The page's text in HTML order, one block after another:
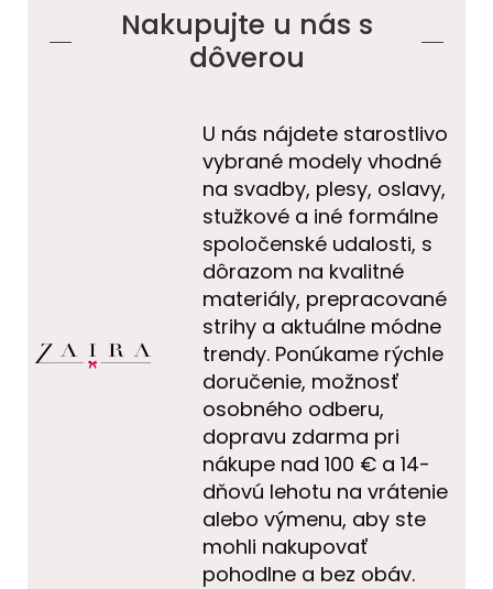
Nakupujte u nás s
dôverou
U nás nájdete starostlivo
vybrané modely vhodné
na svadby, plesy, oslavy,
stužkové a iné formálne
spoločenské udalosti, s
dôrazom na kvalitné
materiály, prepracované
strihy a aktuálne módne
trendy. Ponúkame rýchle
doručenie, možnosť
osobného odberu,
dopravu zdarma pri
nákupe nad 100 € a 14-
dňovú lehotu na vrátenie
alebo výmenu, aby ste
mohli nakupovať
pohodlne a bez obáv.